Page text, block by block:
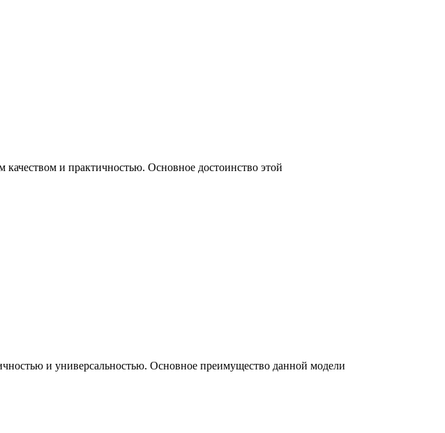
качеством и практичностью. Основное достоинство этой
и универсальностью. Основное преимущество данной модели